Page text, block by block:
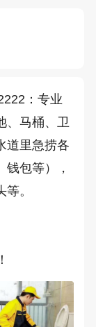
：专业
、马桶、卫
道里急捞各
包等），
。